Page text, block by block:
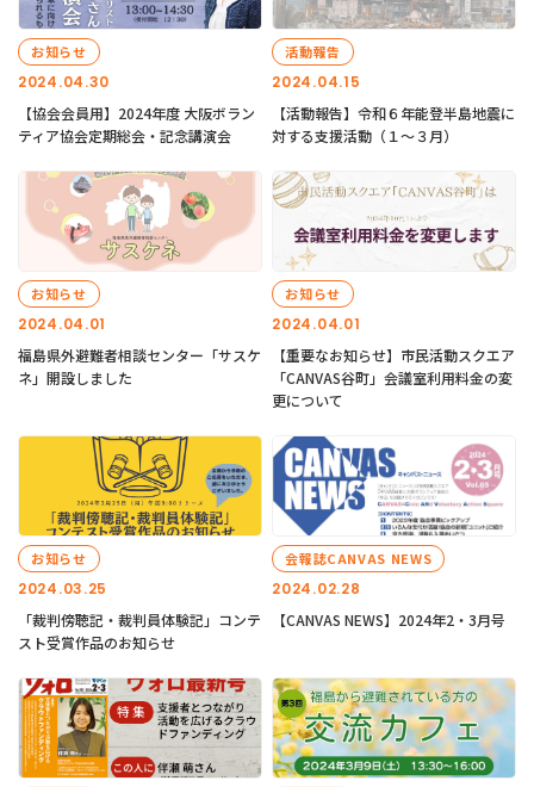
2024.04.30
お知らせ
【協会会員用】2024年度 大阪ボラン
ティア協会定期総会・記念講演会
2024.04.15
活動報告
【活動報告】令和６年能登半島地震に
対する支援活動（１〜３月）
2024.04.01
お知らせ
福島県外避難者相談センター「サスケ
ネ」開設しました
2024.04.01
お知らせ
【重要なお知らせ】市民活動スクエア
「CANVAS谷町」会議室利用料金の変
更について
2024.03.25
お知らせ
「裁判傍聴記・裁判員体験記」コンテ
スト受賞作品のお知らせ
2024.02.28
会報誌CANVAS NEWS
【CANVAS NEWS】2024年2・3月号